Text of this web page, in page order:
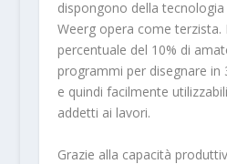
dispongono della tecnologia
Weerg opera come terzista.
percentuale del 10% di
programmi per disegnare in
e quindi facilmente
addetti ai lavori.
Grazie alla capacità